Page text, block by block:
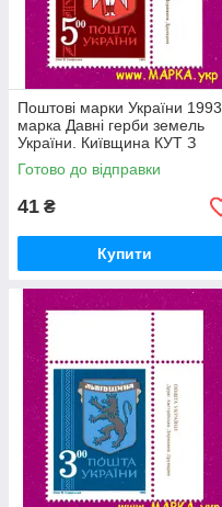
Поштові марки України 1993
марка Давні герби земель
України. Київщина КУТ З
НАПИСОМ УКР
Готово до відправки
41 ₴
Купити